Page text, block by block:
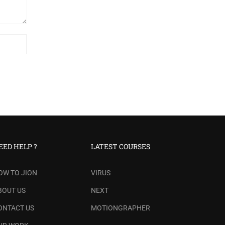
HELP ?
TO JION
US
US
LATEST COURSES
VIRUS
NEXT
MOTIONGRAPHER